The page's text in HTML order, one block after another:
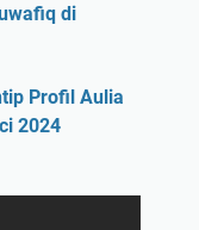
di
Profil Aulia
2024